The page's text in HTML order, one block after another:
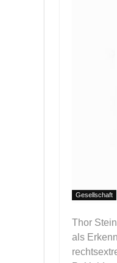
Gesellschaft
Thor
als